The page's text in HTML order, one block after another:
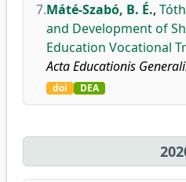
7.Máté-Szabó, B. É.,
and Development of
Education Vocational
Acta Educationis
doi DEA